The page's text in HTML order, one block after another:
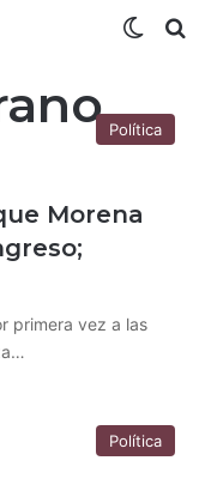
Política
Morena
primera vez a las
Política